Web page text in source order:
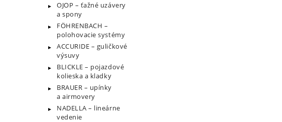
OJOP – ťažné uzávery
a spony
FÖHRENBACH –
polohovacie systémy
ACCURIDE – guličkové
výsuvy
BLICKLE – pojazdové
kolieska a kladky
BRAUER – upínky
a airmovery
NADELLA – lineárne
vedenie